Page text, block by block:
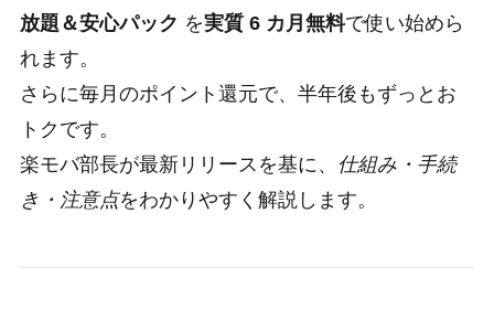
放題＆安心パック を実質 6 カ月無料で使い始めら
れます。
さらに毎月のポイント還元で、半年後もずっとお
トクです。
楽モバ部長が最新リリースを基に、 仕組み・手続
き・注意点をわかりやすく解説します。